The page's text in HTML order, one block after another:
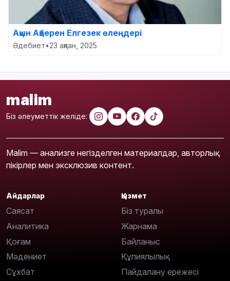
Ақын Ақберен Елгезек өлеңдері
Әдебиет•23 ақпан, 2025
malim
Біз әлеуметтік желіде:
Malim — анализге негізделген материалдар, авторлық
пікірлер мен эксклюзив контент.
Айдарлар
Саясат
Аналитика
Қоғам
Мәдениет
Сұхбат
Қызмет
Біз туралы
Жарнама
Байланыс
Құпиялылық
Пайдалану ережесі